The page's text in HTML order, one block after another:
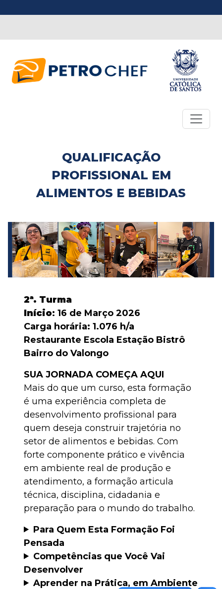
QUALIFICAÇÃO
PROFISSIONAL EM
ALIMENTOS E BEBIDAS
2ª. Turma
Início: 16 de Março 2026
Carga horária: 1.076 h/a
Restaurante Escola Estação Bistrô
Bairro do Valongo
SUA JORNADA COMEÇA AQUI
Mais do que um curso, esta formação
é uma experiência completa de
desenvolvimento profissional para
quem deseja construir trajetória no
setor de alimentos e bebidas. Com
forte componente prático e vivência
em ambiente real de produção e
atendimento, a formação articula
técnica, disciplina, cidadania e
preparação para o mundo do trabalho.
Para Quem Esta Formação Foi
Pensada
Competências que Você Vai
Desenvolver
Aprender na Prática, em Ambiente